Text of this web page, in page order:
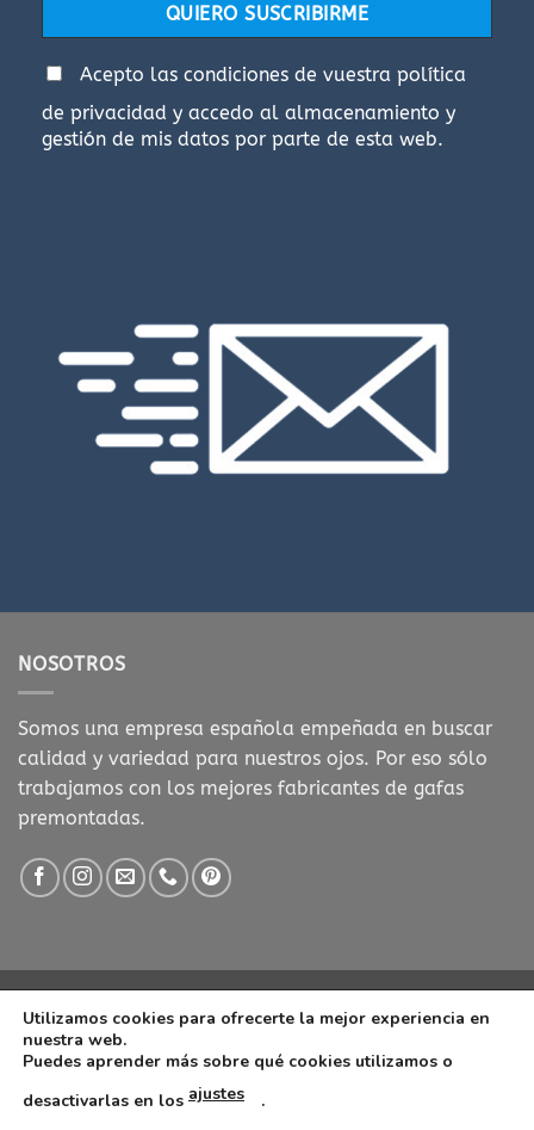
Acepto las condiciones de vuestra política
de privacidad y accedo al almacenamiento y
gestión de mis datos por parte de esta web.
NOSOTROS
Somos una empresa española empeñada en buscar
calidad y variedad para nuestros ojos. Por eso sólo
trabajamos con los mejores fabricantes de gafas
premontadas.
Visa MasterCard
Visa
Stripe
POLÍTICA DE COOKIES CONDICIONES DE COMPRA
AVISO LEGAL
POLITICA DE PRIVACIDAD
CONTACTO GAFAS DE LECTURA
Copyright 2026 © www.presbiciados.es
Utilizamos cookies para ofrecerte la mejor experiencia en
nuestra web.
Puedes aprender más sobre qué cookies utilizamos o
desactivarlas en los ajustes .